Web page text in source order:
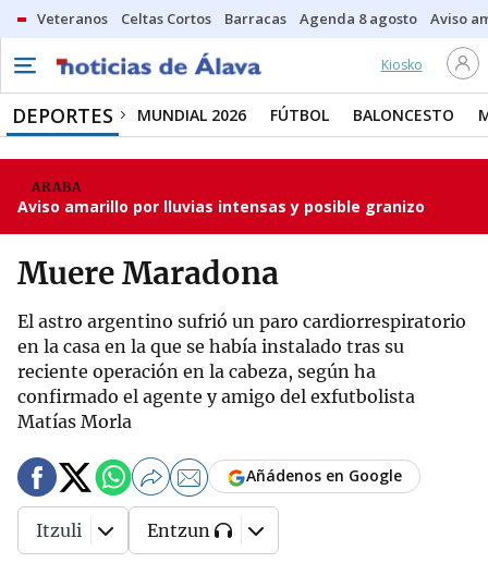
Veteranos Celtas Cortos Barracas Agenda 8 agosto Aviso
Kiosko
DEPORTES MUNDIAL 2026 FÚTBOL BALONCESTO
ARABA
Aviso amarillo por lluvias intensas y posible granizo
Muere Maradona
El astro argentino sufrió un paro cardiorrespiratorio
en la casa en la que se había instalado tras su
reciente operación en la cabeza, según ha
confirmado el agente y amigo del exfutbolista
Matías Morla
Añádenos en Google
Itzuli Entzun